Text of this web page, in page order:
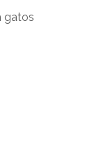
gatos